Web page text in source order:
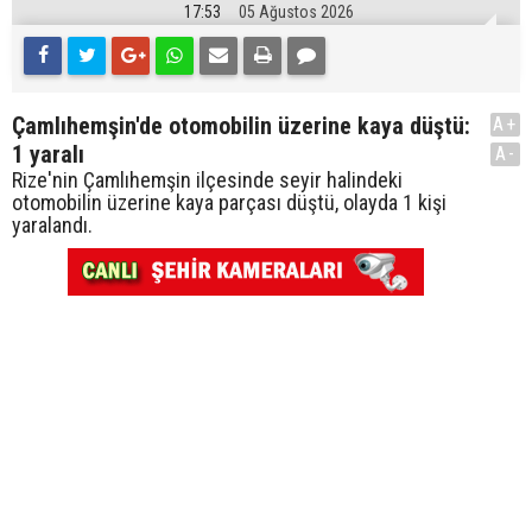
17:53 05 Ağustos 2026
Çamlıhemşin'de otomobilin üzerine kaya düştü:
1 yaralı
Rize'nin Çamlıhemşin ilçesinde seyir halindeki
otomobilin üzerine kaya parçası düştü, olayda 1 kişi
yaralandı.
A+
A-